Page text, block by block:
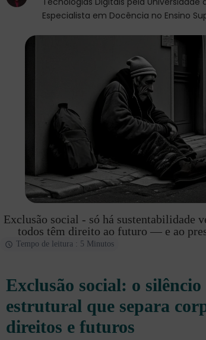
Especialista em Docência no Ensino
Exclusão social - só há sustentabilidade
todos têm direito ao futuro — e ao
Tempo de leitura : 5 Minutos
Exclusão social: o silêncio
estrutural que separa
direitos e futuros